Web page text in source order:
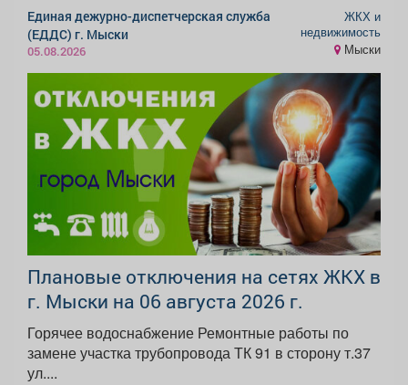
Единая дежурно-диспетчерская служба
(ЕДДС) г. Мыски
05.08.2026
ЖКХ и
недвижимость
Мыски
Плановые отключения на сетях ЖКХ в
г. Мыски на 06 августа 2026 г.
Горячее водоснабжение Ремонтные работы по
замене участка трубопровода ТК 91 в сторону т.37
ул....